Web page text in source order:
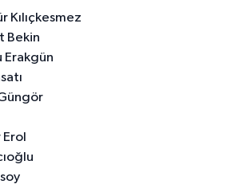
Kılıçkesmez
Bekin
Erakgün